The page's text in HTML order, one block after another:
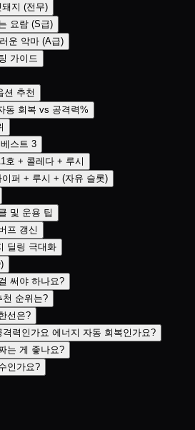
지 (전무)
요람 (S급)
운 악마 (A급)
가이드
션 추천
동 회복 vs 공격력%
스트 3
호 + 콜레다 + 루시
퍼 + 루시 + (자유 슬롯)
및 운용 팁
프 갱신
딜링 극대화
써야 하나요?
천 순위는?
선은?
력인가요 에너지 자동 회복인가요?
는 게 좋나요?
인가요?